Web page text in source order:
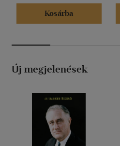
Kosárba
Új megjelenések